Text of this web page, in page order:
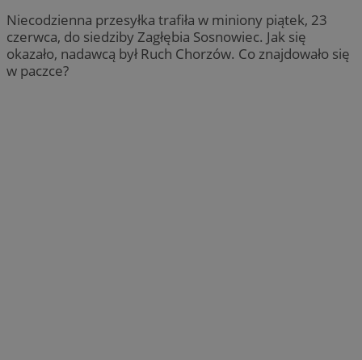
Niecodzienna przesyłka trafiła w miniony piątek, 23
czerwca, do siedziby Zagłębia Sosnowiec. Jak się
okazało, nadawcą był Ruch Chorzów. Co znajdowało się
w paczce?